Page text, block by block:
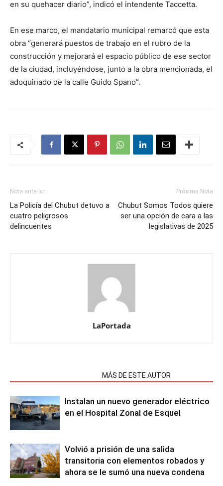
en su quehacer diario”, indicó el intendente Taccetta.
En ese marco, el mandatario municipal remarcó que esta
obra “generará puestos de trabajo en el rubro de la
construcción y mejorará el espacio público de ese sector
de la ciudad, incluyéndose, junto a la obra mencionada, el
adoquinado de la calle Guido Spano”.
Nota anterior
La Policía del Chubut detuvo a
cuatro peligrosos
delincuentes
Próxima Nota
Chubut Somos Todos quiere
ser una opción de cara a las
legislativas de 2025
LaPortada
MÁS DE ESTE AUTOR
Instalan un nuevo generador eléctrico
en el Hospital Zonal de Esquel
Volvió a prisión de una salida
transitoria con elementos robados y
ahora se le sumó una nueva condena